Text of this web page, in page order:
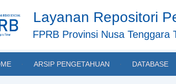
Layanan Repositori
FPRB Provinsi Nusa Tenggara
ARSIP PENGETAHUAN DATABASE